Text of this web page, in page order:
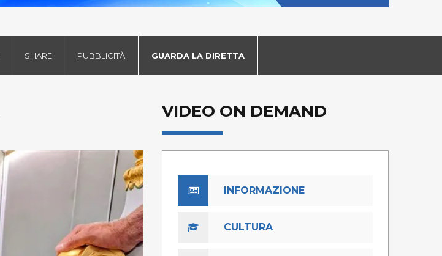
SHARE PUBBLICITÀ GUARDA LA DIRETTA
VIDEO ON DEMAND
INFORMAZIONE
CULTURA